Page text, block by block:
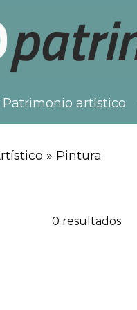
Patrimonio artístico
» Pintura
0 resultados